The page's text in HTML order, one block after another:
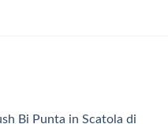
Bi Punta in Scatola di